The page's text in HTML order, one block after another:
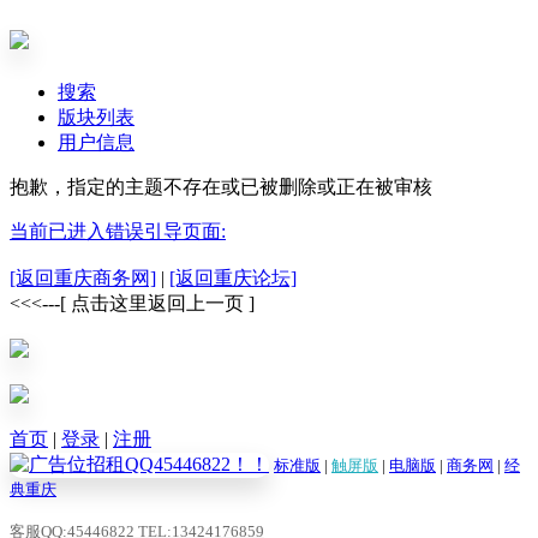
搜索
版块列表
用户信息
抱歉，指定的主题不存在或已被删除或正在被审核
当前已进入错误引导页面:
[返回重庆商务网] | [返回重庆论坛]
<<<---[ 点击这里返回上一页 ]
首页 | 登录 | 注册
标准版 | 触屏版 | 电脑版 | 商务网 | 经
典重庆
客服QQ:45446822 TEL:13424176859